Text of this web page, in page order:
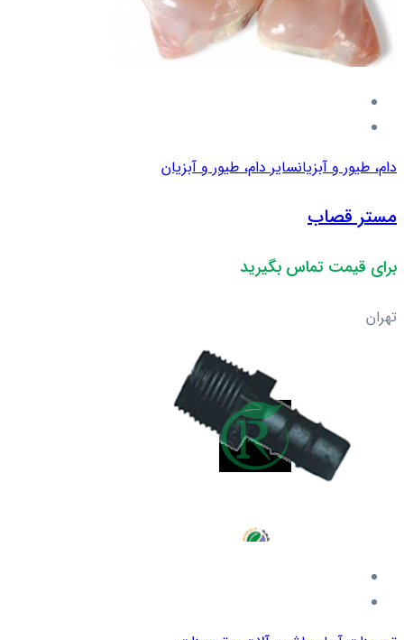
دام، طیور و آبزیانسایر دام، طیور و آبزیان
مستر قصاب
برای قیمت تماس بگیرید
تهران